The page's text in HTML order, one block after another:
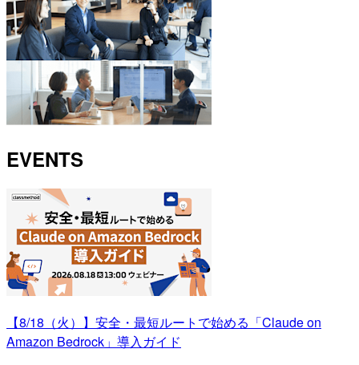
EVENTS
【8/18（火）】安全・最短ルートで始める「Claude on
Amazon Bedrock」導入ガイド